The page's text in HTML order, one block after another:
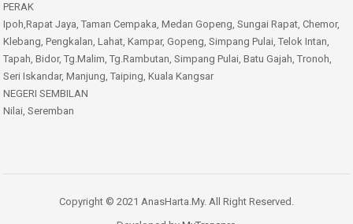
PERAK
Ipoh,Rapat Jaya, Taman Cempaka, Medan Gopeng, Sungai Rapat, Chemor,
Klebang, Pengkalan, Lahat, Kampar, Gopeng, Simpang Pulai, Telok Intan,
Tapah, Bidor, Tg.Malim, Tg.Rambutan, Simpang Pulai, Batu Gajah, Tronoh,
Seri Iskandar, Manjung, Taiping, Kuala Kangsar
NEGERI SEMBILAN
Nilai, Seremban
Copyright © 2021 AnasHarta.My. All Right Reserved.